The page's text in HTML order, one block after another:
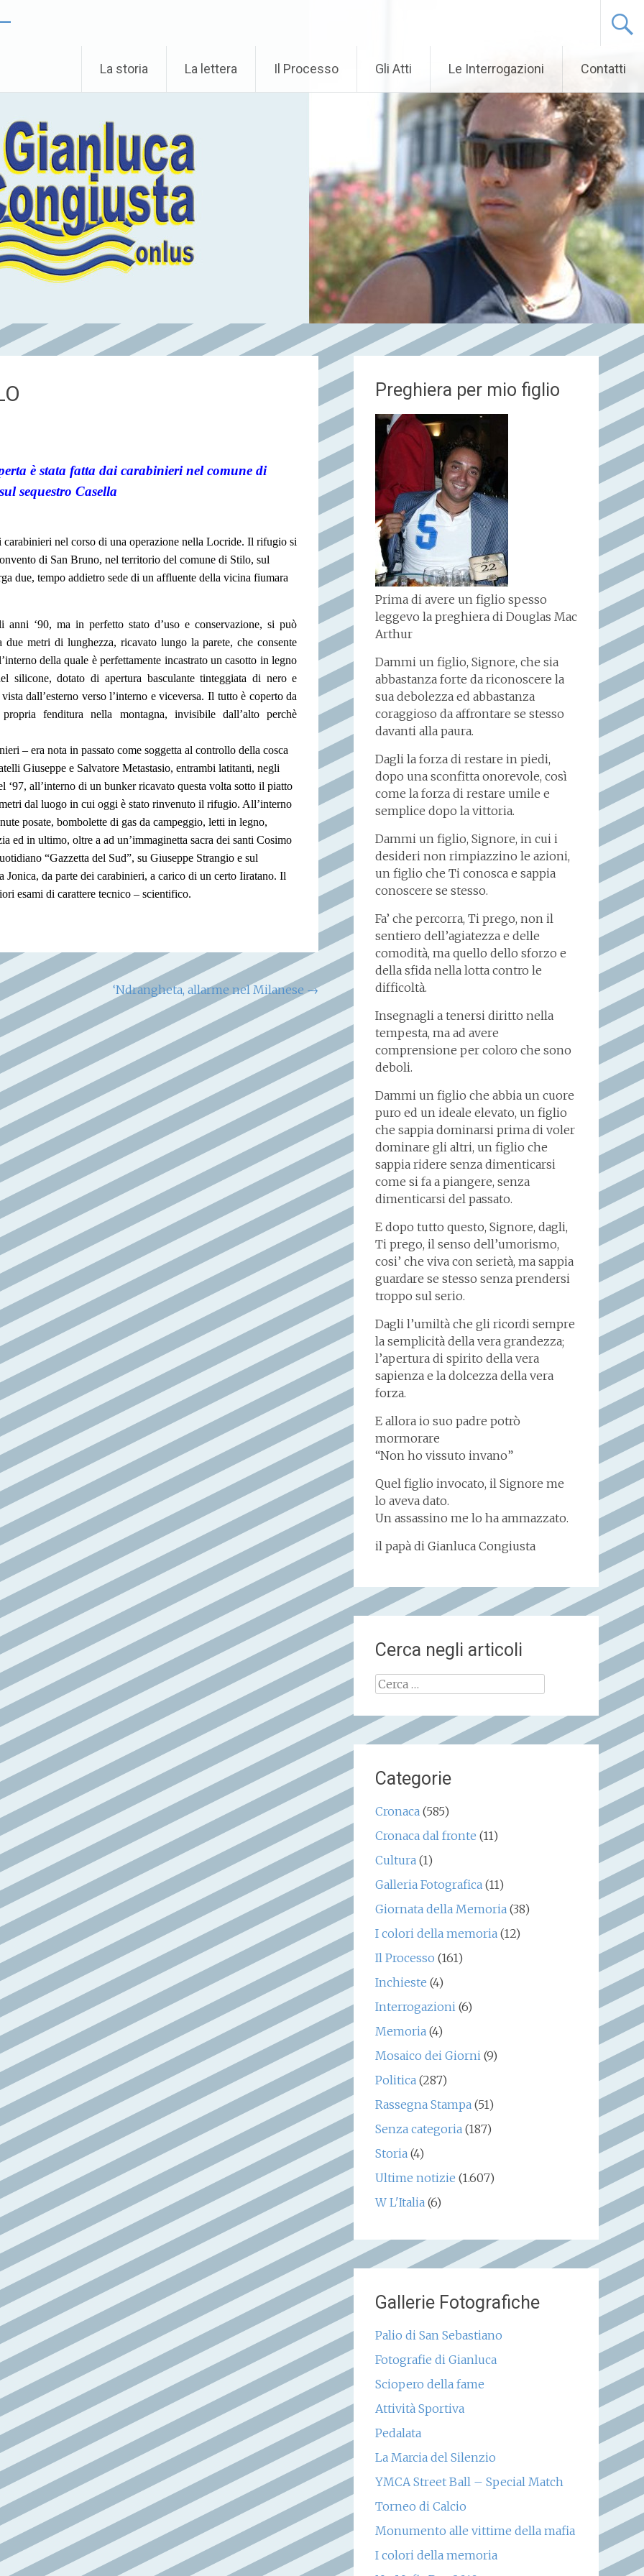
La storia La lettera Il Processo Gli Atti Le Interrogazioni Contatti
è stata fatta dai carabinieri nel comune di
sequestro Casella
nel corso di una operazione nella Locride. Il rifugio si
di San Bruno, nel territorio del comune di Stilo, sul
due, tempo addietro sede di un affluente della vicina fiumara
anni ‘90, ma in perfetto stato d’uso e conservazione, si può
metri di lunghezza, ricavato lungo la parete, che consente
della quale è perfettamente incastrato un casotto in legno
dotato di apertura basculante tinteggiata di nero e
dall’esterno verso l’interno e viceversa. Il tutto è coperto da
fenditura nella montagna, invisibile dall’alto perchè
– era nota in passato come soggetta al controllo della cosca
Giuseppe e Salvatore Metastasio, entrambi latitanti, negli
‘97, all’interno di un bunker ricavato questa volta sotto il piatto
dal luogo in cui oggi è stato rinvenuto il rifugio. All’interno
posate, bombolette di gas da campeggio, letti in legno,
ed in ultimo, oltre a ad un’immaginetta sacra dei santi Cosimo
“Gazzetta del Sud”, su Giuseppe Strangio e sul
da parte dei carabinieri, a carico di un certo Iiratano. Il
esami di carattere tecnico – scientifico.
‘Ndrangheta, allarme nel Milanese→
Preghiera per mio figlio
Prima di avere un figlio spesso
leggevo la preghiera di Douglas Mac
Arthur
Dammi un figlio, Signore, che sia
abbastanza forte da riconoscere la
sua debolezza ed abbastanza
coraggioso da affrontare se stesso
davanti alla paura.
Dagli la forza di restare in piedi,
dopo una sconfitta onorevole, così
come la forza di restare umile e
semplice dopo la vittoria.
Dammi un figlio, Signore, in cui i
desideri non rimpiazzino le azioni,
un figlio che Ti conosca e sappia
conoscere se stesso.
Fa’ che percorra, Ti prego, non il
sentiero dell’agiatezza e delle
comodità, ma quello dello sforzo e
della sfida nella lotta contro le
difficoltà.
Insegnagli a tenersi diritto nella
tempesta, ma ad avere
comprensione per coloro che sono
deboli.
Dammi un figlio che abbia un cuore
puro ed un ideale elevato, un figlio
che sappia dominarsi prima di voler
dominare gli altri, un figlio che
sappia ridere senza dimenticarsi
come si fa a piangere, senza
dimenticarsi del passato.
E dopo tutto questo, Signore, dagli,
Ti prego, il senso dell’umorismo,
cosi’ che viva con serietà, ma sappia
guardare se stesso senza prendersi
troppo sul serio.
Dagli l’umiltà che gli ricordi sempre
la semplicità della vera grandezza;
l’apertura di spirito della vera
sapienza e la dolcezza della vera
forza.
E allora io suo padre potrò
mormorare
“Non ho vissuto invano”
Quel figlio invocato, il Signore me
lo aveva dato.
Un assassino me lo ha ammazzato.
il papà di Gianluca Congiusta
Cerca negli articoli
Ricerca
Categorie
Cronaca(585)
Cronaca dal fronte (11)
Cultura(1)
Galleria Fotografica(11)
Giornata della Memoria(38)
I colori della memoria(12)
Il Processo (161)
Inchieste (4)
Interrogazioni(6)
Memoria(4)
Mosaico dei Giorni(9)
Politica(287)
Rassegna Stampa(51)
Senza categoria(187)
Storia(4)
Ultime notizie (1.607)
W L'Italia(6)
Gallerie Fotografiche
Palio di San Sebastiano
Fotografie di Gianluca
Sciopero della fame
Attività Sportiva
Pedalata
La Marcia del Silenzio
YMCA Street Ball – Special Match
Torneo di Calcio
Monumento alle vittime della mafia
I colori della memoria